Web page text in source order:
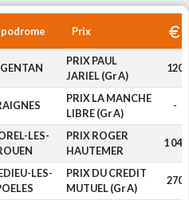
Prix
PRIX PAUL
JARIEL (Gr A)
120
PRIX LA MANCHE
LIBRE (Gr A)
-
LES-
PRIX ROGER
HAUTEMER
1 040
LES-
PRIX DU CREDIT
MUTUEL (Gr A)
270